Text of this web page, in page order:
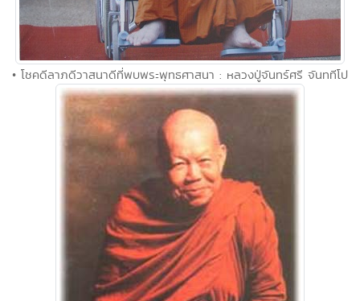
• โชคดีลาภดีวาสนาดีที่พบพระพุทธศาสนา : หลวงปู่จันทร์ศรี จันททีโป